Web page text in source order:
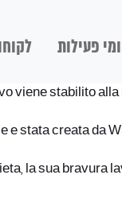
פעילות
viene stabilito
e stata creata da
la sua bravura